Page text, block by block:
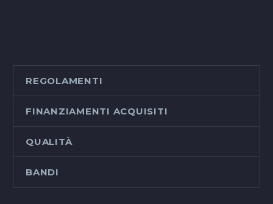
REGOLAMENTI
FINANZIAMENTI ACQUISITI
QUALITÀ
BANDI